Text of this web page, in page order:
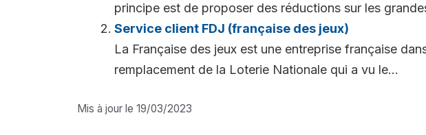
principe est de proposer des réductions sur les
Service client FDJ (française des jeux)
La Française des jeux est une entreprise française
remplacement de la Loterie Nationale qui a vu le...
Mis à jour le 19/03/2023